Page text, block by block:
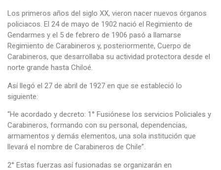
Los primeros años del siglo XX, vieron nacer nuevos órganos
policiacos. El 24 de mayo de 1902 nació el Regimiento de
Gendarmes y el 5 de febrero de 1906 pasó a llamarse
Regimiento de Carabineros y, posteriormente, Cuerpo de
Carabineros, que desarrollaba su actividad protectora desde el
norte grande hasta Chiloé.
Así llegó el 27 de abril de 1927 en que se estableció lo
siguiente:
“He acordado y decreto: 1° Fusiónese los servicios Policiales y
Carabineros, formando con su personal, dependencias,
armamentos y demás elementos, una sola institución que
llevará el nombre de Carabineros de Chile”.
2° Estas fuerzas así fusionadas se organizarán en